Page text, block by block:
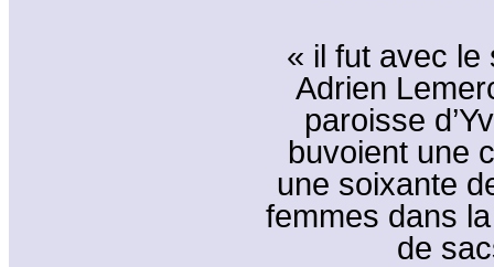
« il fut avec le
Adrien
paroisse
buvoient une
une soixante
femmes dans
de